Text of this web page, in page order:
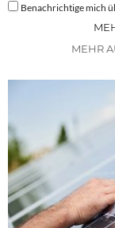
Benachrichtige mich
MEHR